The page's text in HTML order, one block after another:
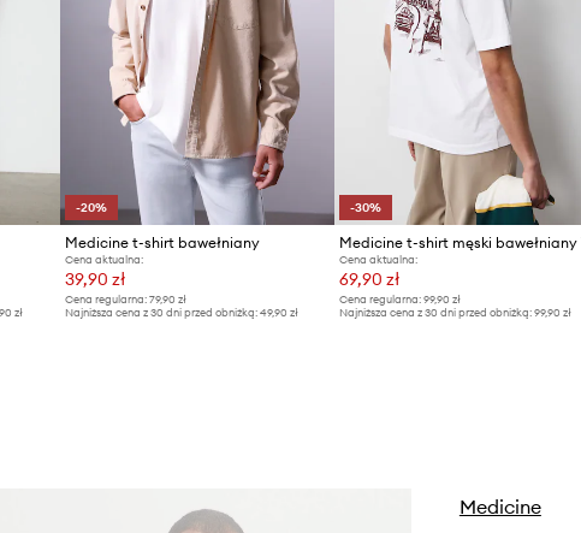
zł
-20%
Medicine t-shirt bawełniany
Cena aktualna:
39,90 zł
Cena regularna: 79,90 zł
Najniższa cena z 30 dni przed obniżką: 49,90 zł
-30%
Cena aktualna:
69,90 zł
Cena regularna: 99,90 zł
Najniższa cena z 30 dni przed obniżką: 99,90 zł
Medicine